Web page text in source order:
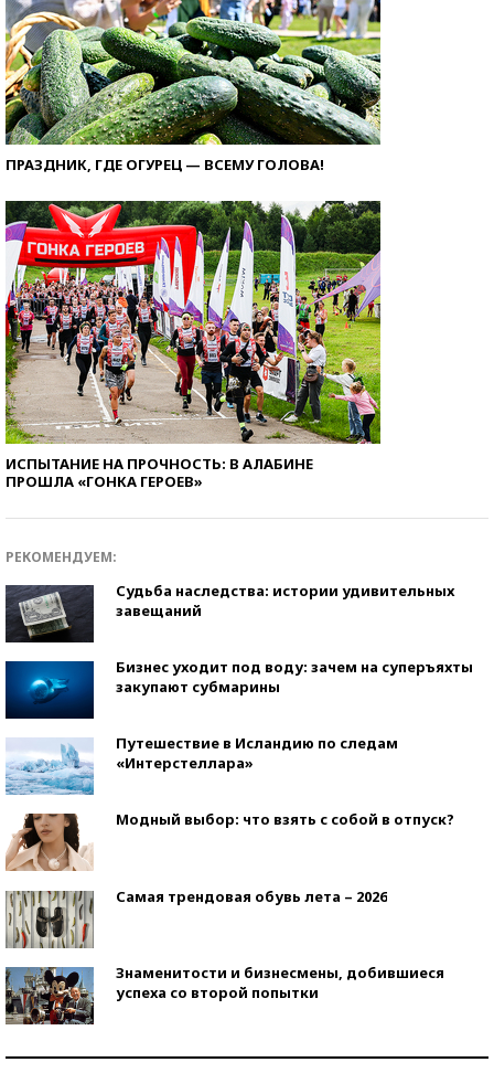
ПРАЗДНИК, ГДЕ ОГУРЕЦ — ВСЕМУ ГОЛОВА!
ИСПЫТАНИЕ НА ПРОЧНОСТЬ: В АЛАБИНЕ
ПРОШЛА «ГОНКА ГЕРОЕВ»
РЕКОМЕНДУЕМ:
Судьба наследства: истории удивительных
завещаний
Бизнес уходит под воду: зачем на суперъяхты
закупают субмарины
Путешествие в Исландию по следам
«Интерстеллара»
Модный выбор: что взять с собой в отпуск?
Самая трендовая обувь лета – 2026
Знаменитости и бизнесмены, добившиеся
успеха со второй попытки